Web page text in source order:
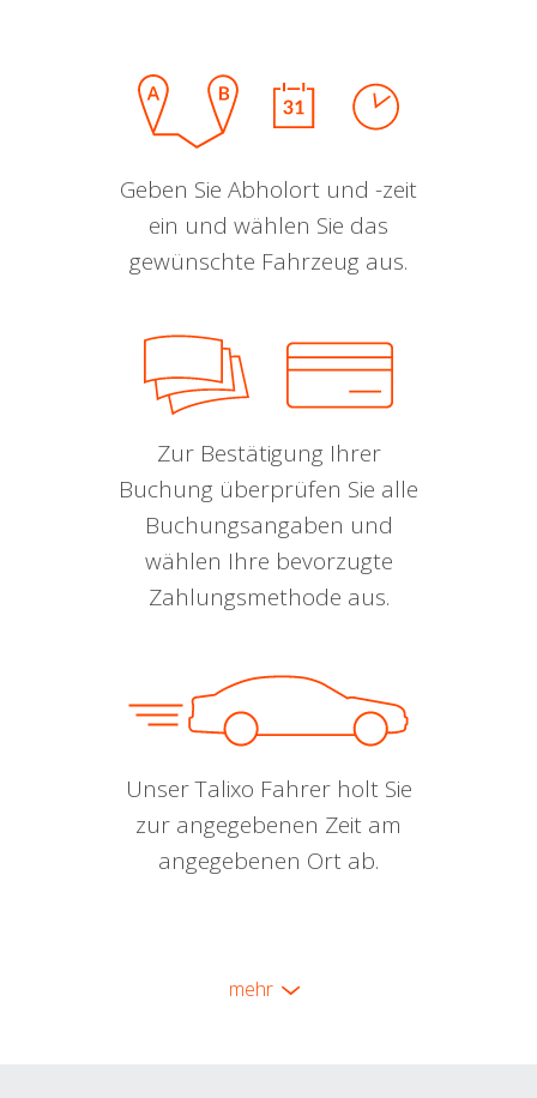
Geben Sie Abholort und -zeit
ein und wählen Sie das
gewünschte Fahrzeug aus.
Zur Bestätigung Ihrer
Buchung überprüfen Sie alle
Buchungsangaben und
wählen Ihre bevorzugte
Zahlungsmethode aus.
Unser Talixo Fahrer holt Sie
zur angegebenen Zeit am
angegebenen Ort ab.
mehr